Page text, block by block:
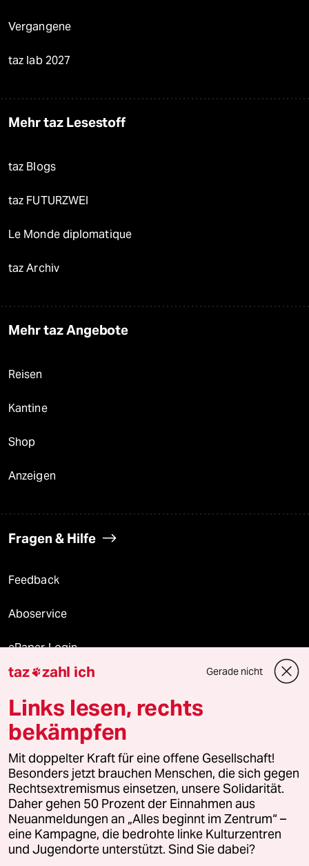
Vergangene
taz lab 2027
Mehr taz Lesestoff
taz Blogs
taz FUTURZWEI
Le Monde diplomatique
taz Archiv
Mehr taz Angebote
Reisen
Kantine
Shop
Anzeigen
Fragen & Hilfe
Feedback
Aboservice
ePaper Login
Downloads für Abonnierende
© 2026 taz Verlags und Vertriebs GmbH
Alle Rechte vorbehalten. Bei rechtlichen Fragen oder für Genehmigungen
wenden Sie sich bitte an
lizenzen@taz.de
Feedback Redaktionsstatut Kommune-Richtlinien
Leitlinie Informant Datenschutz Impressum AGB
taz zahl ich Gerade nicht
Links lesen, rechts
bekämpfen
Mit doppelter Kraft für eine offene Gesellschaft!
Besonders jetzt brauchen Menschen, die sich gegen
Rechtsextremismus einsetzen, unsere Solidarität.
Daher gehen 50 Prozent der Einnahmen aus
Neuanmeldungen an „Alles beginnt im Zentrum“ –
eine Kampagne, die bedrohte linke Kulturzentren
und Jugendorte unterstützt. Sind Sie dabei?